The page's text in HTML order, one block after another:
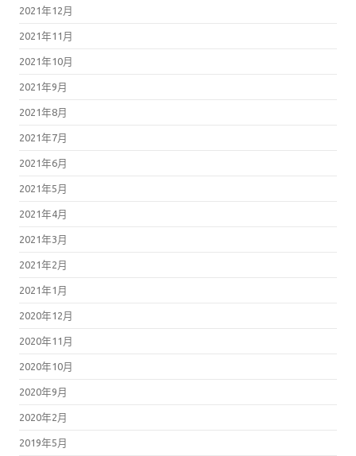
2021年12月
2021年11月
2021年10月
2021年9月
2021年8月
2021年7月
2021年6月
2021年5月
2021年4月
2021年3月
2021年2月
2021年1月
2020年12月
2020年11月
2020年10月
2020年9月
2020年2月
2019年5月